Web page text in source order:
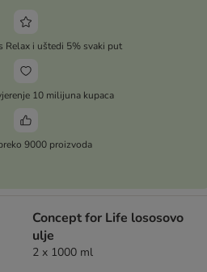
Relax i uštedi 5% svaki put
10 milijuna kupaca
9000 proizvoda
Concept for Life lososovo
ulje
2 x 1000 ml